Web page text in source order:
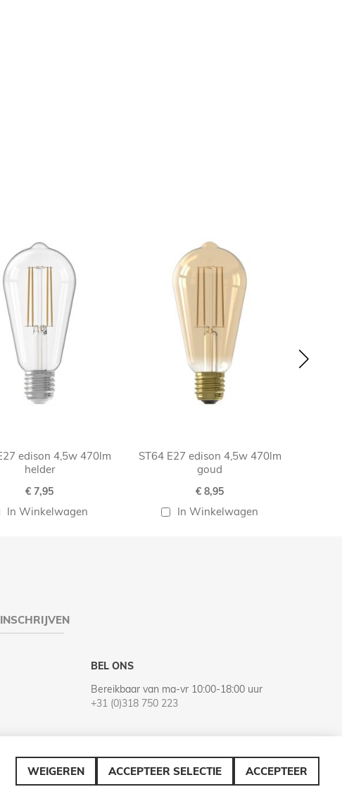
edison 4,5w 470lm
helder
€ 7,95
In Winkelwagen
ST64 E27 edison 4,5w 470lm
goud
€ 8,95
In Winkelwagen
INSCHRIJVEN
BEL ONS
Bereikbaar van ma-vr 10:00-18:00 uur
+31 (0)318 750 223
WEIGEREN ACCEPTEER SELECTIE ACCEPTEER